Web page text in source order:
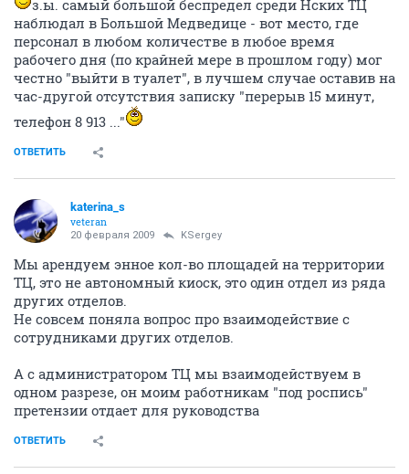
з.ы. самый большой беспредел среди Нских ТЦ
наблюдал в Большой Медведице - вот место, где
персонал в любом количестве в любое время
рабочего дня (по крайней мере в прошлом году) мог
честно "выйти в туалет", в лучшем случае оставив на
час-другой отсутствия записку "перерыв 15 минут,
телефон 8 913 ..."
ОТВЕТИТЬ
katerina_s
veteran
20 февраля 2009 KSergey
Мы арендуем энное кол-во площадей на территории
ТЦ, это не автономный киоск, это один отдел из ряда
других отделов.
Не совсем поняла вопрос про взаимодействие с
сотрудниками других отделов.
А с администратором ТЦ мы взаимодействуем в
одном разрезе, он моим работникам "под роспись"
претензии отдает для руководства
ОТВЕТИТЬ